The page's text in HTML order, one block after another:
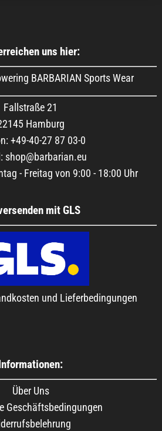
uns hier:
BARBARIAN Sports Wear
Fallstraße 21
Hamburg
+49-40-27 87 03-0
shop@barbarian.eu
- Freitag von 9:00 - 18:00 Uhr
mit GLS
und Lieferbedingungen
Über Uns
Geschäftsbedingungen